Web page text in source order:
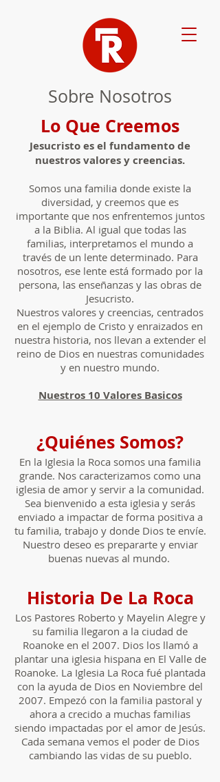
Sobre Nosotros
Lo Que Creemos
Jesucristo es el fundamento de
nuestros valores y creencias.
Somos una familia donde existe la
diversidad, y creemos que es
importante que nos enfrentemos juntos
a la Biblia. Al igual que todas las
familias, interpretamos el mundo a
través de un lente determinado. Para
nosotros, ese lente está formado por la
persona, las enseñanzas y las obras de
Jesucristo.
Nuestros valores y creencias, centrados
en el ejemplo de Cristo y enraizados en
nuestra historia, nos llevan a extender el
reino de Dios en nuestras comunidades
y en nuestro mundo.
Nuestros 10 Valores Basicos
¿Quiénes Somos?
En la Iglesia la Roca somos una familia
grande. Nos caracterizamos como una
iglesia de amor y servir a la comunidad.
Sea bienvenido a esta iglesia y serás
enviado a impactar de forma positiva a
tu familia, trabajo y donde Dios te envíe.
Nuestro deseo es prepararte y enviar
buenas nuevas al mundo.
Historia De La Roca
Los Pastores Roberto y Mayelin Alegre y
su familia llegaron a la ciudad de
Roanoke en el 2007. Dios los llamó a
plantar una iglesia hispana en El Valle de
Roanoke. La Iglesia La Roca fué plantada
con la ayuda de Dios en Noviembre del
2007. Empezó con la familia pastoral y
ahora a crecido a muchas familias
siendo impactadas por el amor de Jesús.
Cada semana vemos el poder de Dios
cambiando las vidas de su pueblo.